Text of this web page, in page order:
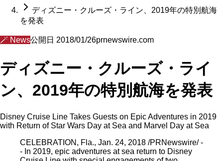
ディズニー・クルーズ・ライン、2019年の特別航海
を発表
🪄 News公開日 2018/01/26prnewswire.com
ディズニー・クルーズ・ライ
ン、2019年の特別航海を発表
Disney Cruise Line Takes Guests on Epic Adventures in 2019
with Return of Star Wars Day at Sea and Marvel Day at Sea
CELEBRATION, Fla., Jan. 24, 2018 /PRNewswire/ -
- In 2019, epic adventures at sea return to Disney